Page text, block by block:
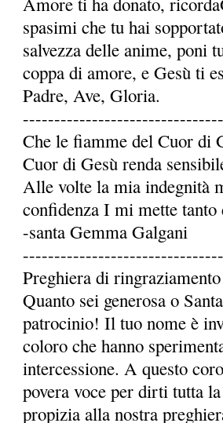
spasimi che tu hai
salvezza delle anime, poni
coppa di amore, e Gesù ti
Padre, Ave, Gloria.
Che le fiamme del Cuor di
Cuor di Gesù renda
Alle volte la mia indegnità
confidenza I mi mette tanto
-santa Gemma Galgani
Preghiera di ringraziamento
Quanto sei generosa o
patrocinio! Il tuo nome è
coloro che hanno
intercessione. A questo
povera voce per dirti tutta
propizia alla nostra